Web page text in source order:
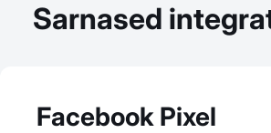
Sarnased
Facebook Pixel